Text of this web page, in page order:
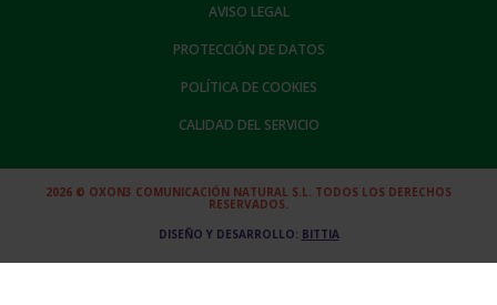
AVISO LEGAL
PROTECCIÓN DE DATOS
POLÍTICA DE COOKIES
CALIDAD DEL SERVICIO
2026 © OXON3 COMUNICACIÓN NATURAL S.L. TODOS LOS DERECHOS
RESERVADOS.
DISEÑO Y DESARROLLO: BITTIA